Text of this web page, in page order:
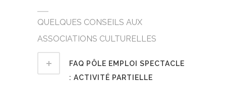
QUELQUES CONSEILS AUX
ASSOCIATIONS CULTURELLES
FAQ PÔLE EMPLOI SPECTACLE
: ACTIVITÉ PARTIELLE